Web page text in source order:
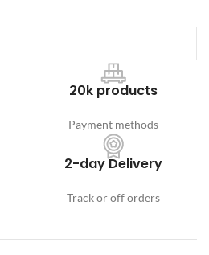
20k products
Payment methods
2-day Delivery
Track or off orders